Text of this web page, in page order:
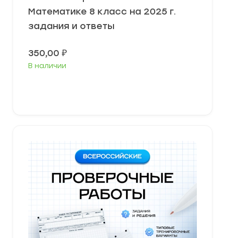
Математике 8 класс на 2025 г.
задания и ответы
350,00 ₽
В наличии